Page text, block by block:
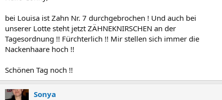
bei Louisa ist Zahn Nr. 7 durchgebrochen ! Und auch bei
unserer Lotte steht jetzt ZÄHNEKNIRSCHEN an der
Tagesordnung !! Fürchterlich !! Mir stellen sich immer die
Nackenhaare hoch !!
Schönen Tag noch !!
Sonya